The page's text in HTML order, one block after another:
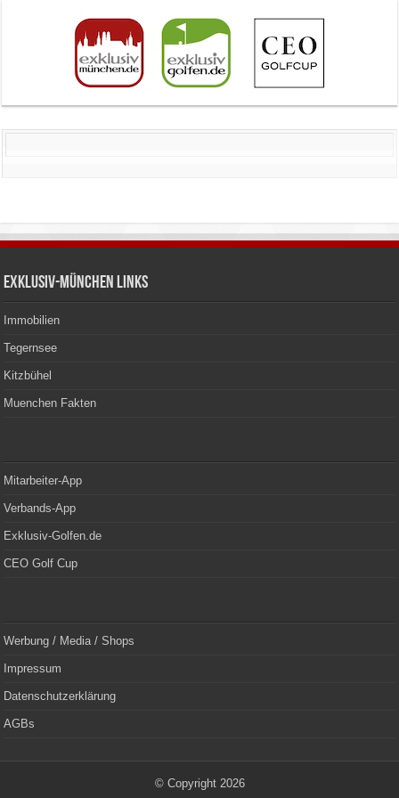
Exklusiv-München Links
Immobilien
Tegernsee
Kitzbühel
Muenchen Fakten
Mitarbeiter-App
Verbands-App
Exklusiv-Golfen.de
CEO Golf Cup
Werbung / Media / Shops
Impressum
Datenschutzerklärung
AGBs
© Copyright 2026